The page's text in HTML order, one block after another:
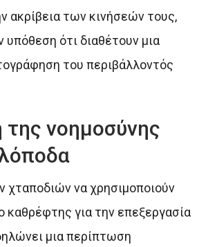
ακρίβεια των κινήσεών τους,
υπόθεση ότι διαθέτουν μια
του περιβάλλοντός
της νοημοσύνης
χταποδιών να χρησιμοποιούν
καθρέφτης για την επεξεργασία
μια περίπτωση